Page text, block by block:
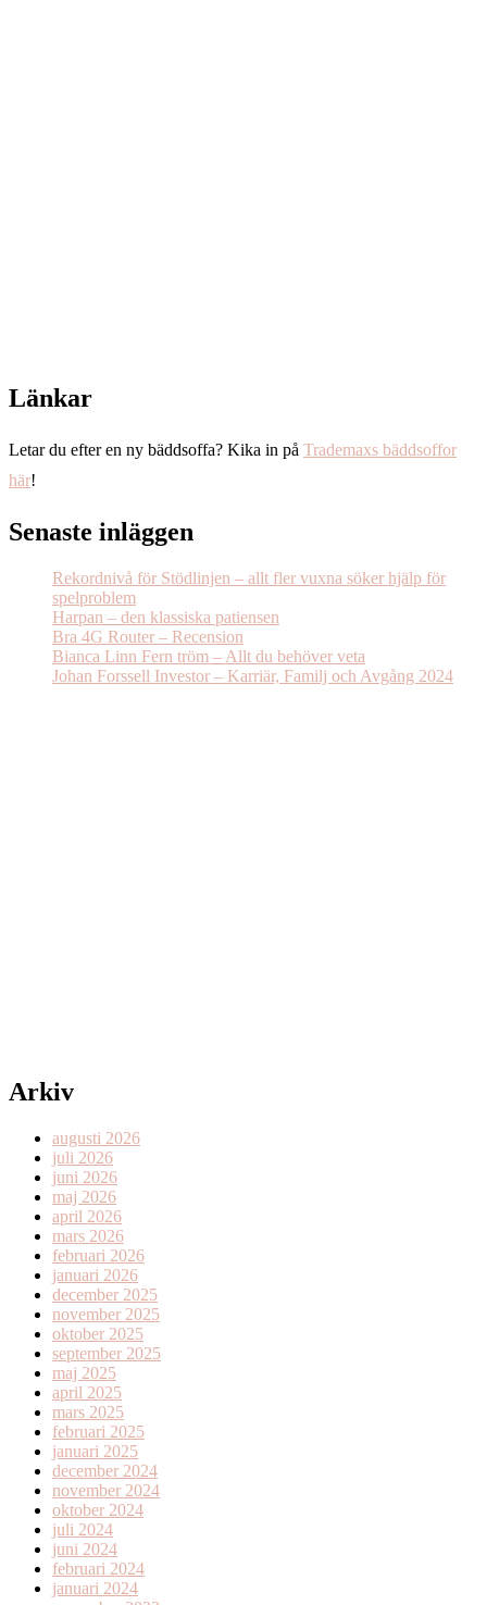
Länkar
Letar du efter en ny bäddsoffa? Kika in på Trademaxs bäddsoffor
här!
Senaste inläggen
Rekordnivå för Stödlinjen – allt fler vuxna söker hjälp för
spelproblem
Harpan – den klassiska patiensen
Bra 4G Router – Recension
Bianca Linn Fern tröm – Allt du behöver veta
Johan Forssell Investor – Karriär, Familj och Avgång 2024
Arkiv
augusti 2026
juli 2026
juni 2026
maj 2026
april 2026
mars 2026
februari 2026
januari 2026
december 2025
november 2025
oktober 2025
september 2025
maj 2025
april 2025
mars 2025
februari 2025
januari 2025
december 2024
november 2024
oktober 2024
juli 2024
juni 2024
februari 2024
januari 2024